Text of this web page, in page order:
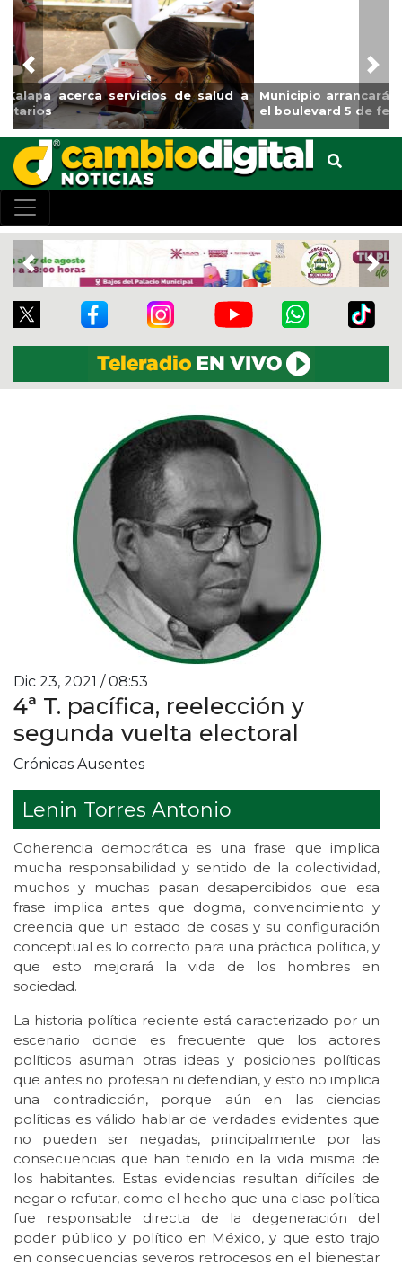
Municipio arrancará primera etapa de rehabilitación en
el boulevard 5 de febrero
Previous
Previous
Dic 23, 2021 / 08:53
4ª T. pacífica, reelección y
segunda vuelta electoral
Crónicas Ausentes
Lenin Torres Antonio
Coherencia democrática es una frase que implica
mucha responsabilidad y sentido de la colectividad,
muchos y muchas pasan desapercibidos que esa
frase implica antes que dogma, convencimiento y
creencia que un estado de cosas y su configuración
conceptual es lo correcto para una práctica política, y
que esto mejorará la vida de los hombres en
sociedad.
La historia política reciente está caracterizado por un
escenario donde es frecuente que los actores
políticos asuman otras ideas y posiciones políticas
que antes no profesan ni defendían, y esto no implica
una contradicción, porque aún en las ciencias
políticas es válido hablar de verdades evidentes que
no pueden ser negadas, principalmente por las
consecuencias que han tenido en la vida misma de
los habitantes. Estas evidencias resultan difíciles de
negar o refutar, como el hecho que una clase política
fue responsable directa de la degeneración del
poder público y político en México, y que esto trajo
en consecuencias severos retrocesos en el bienestar